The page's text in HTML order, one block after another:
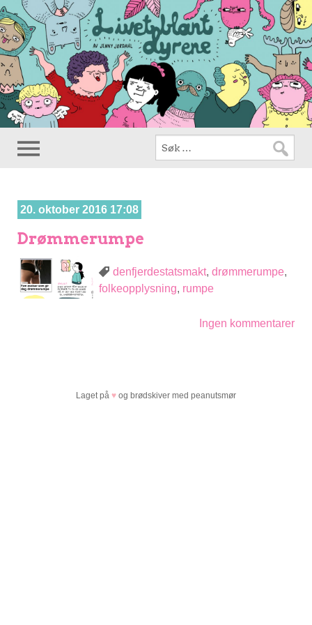
20. oktober 2016 17:08
Drømmerumpe
denfjerdestatsmakt,drømmerumpe,
folkeopplysning, rumpe
Ingen kommentarer
Laget på ♥ og brødskiver med peanutsmør